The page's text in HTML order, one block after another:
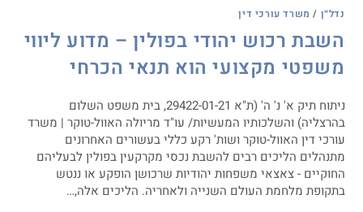
נדל״ן / משרד עורכי דין
השבת רכוש יהודי בפולין – מדוע ליווי
משפטי מקצועי הוא תנאי הכרחי
ניתוח תיק א' נ' ה' (ת"א 29422-01-21, בית משפט השלום
בהרצליה) והשלכותיו המעשיות/ עו"ד מריולה האוול-טוקר | משרד
עורכי דין האוול-טוקר ושות' רקע כללי בעשורים האחרונים
מתנהלים הליכים רבים להשבת נכסי מקרקעין בפולין לבעליהם
החוקיים - צאצאי משפחות יהודיות שרכושן הופקע או ננטש
בתקופת מלחמת העולם השנייה ולאחריה. הליכים אלה,…